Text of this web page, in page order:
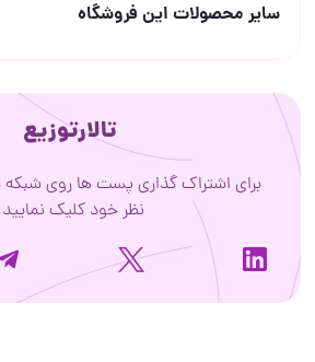
سایر محصولات این فروشگاه
تالارتوزیع
برای اشتراک گذاری پست ها روی شبکه
نظر خود کلیک